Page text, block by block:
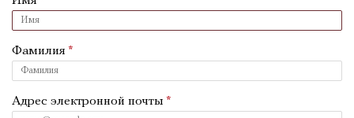
Фамилия
Адрес электронной почты